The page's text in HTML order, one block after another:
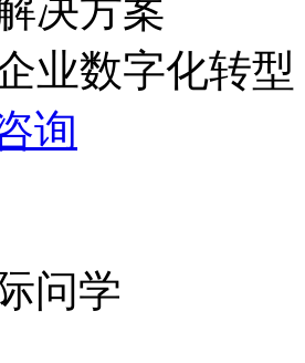
决方案
业数字化转型
询
问学